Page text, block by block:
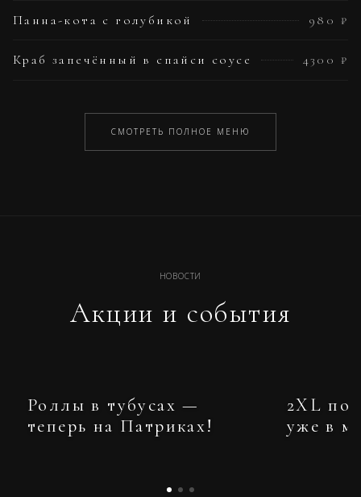
Панна-кота с голубикой 980 ₽
Краб запечённый в спайси соусе 4300 ₽
СМОТРЕТЬ ПОЛНОЕ МЕНЮ
НОВОСТИ
Акции и события
Роллы в тубусах —
теперь на Патриках!
2XL
уже в